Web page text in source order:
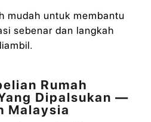
mudah untuk membantu
sebenar dan langkah
Rumah
Dipalsukan —
Malaysia